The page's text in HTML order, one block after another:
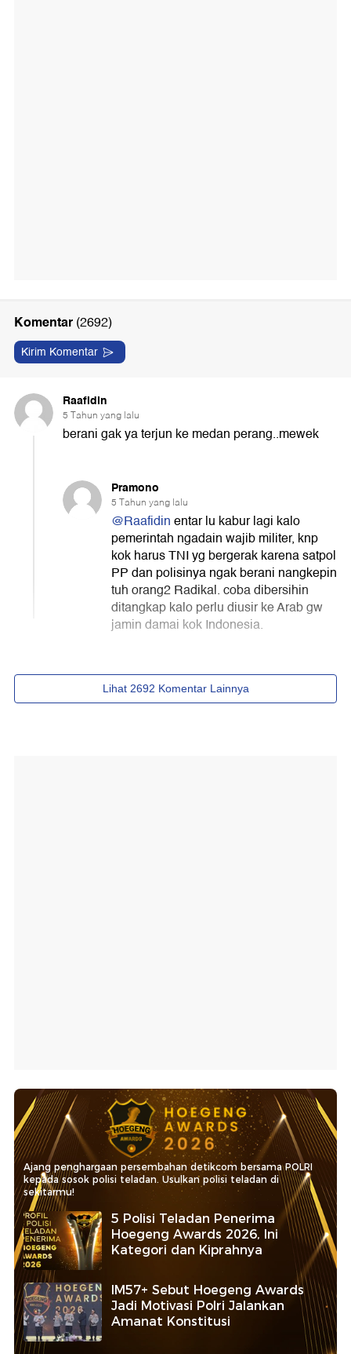
Ajang penghargaan persembahan detikcom bersama POLRI
kepada sosok polisi teladan. Usulkan polisi teladan di
sekitarmu!
5 Polisi Teladan Penerima
Hoegeng Awards 2026, Ini
Kategori dan Kiprahnya
IM57+ Sebut Hoegeng Awards
Jadi Motivasi Polri Jalankan
Amanat Konstitusi